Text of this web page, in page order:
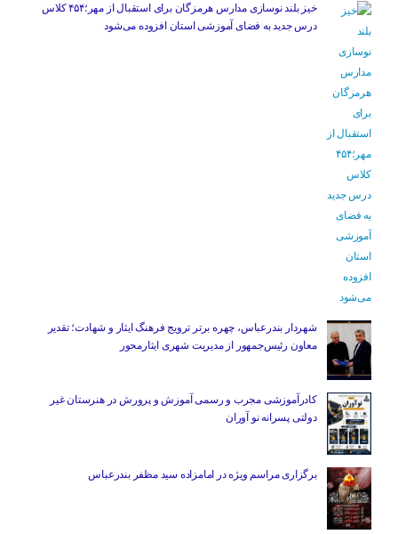
خیز بلند نوسازی مدارس هرمزگان برای استقبال از مهر؛۴۵۴ کلاس
درس جدید به فضای آموزشی استان افزوده می‌شود
شهردار بندرعباس، چهره برتر ترویج فرهنگ ایثار و شهادت؛ تقدیر
معاون رئیس‌جمهور از مدیریت شهری ایثارمحور
کادرآموزشی مجرب و رسمی آموزش و پرورش در هنرستان غیر
دولتی پسرانه نو آوران
برگزاری مراسم ویژه در امامزاده سید مظفر بندرعباس